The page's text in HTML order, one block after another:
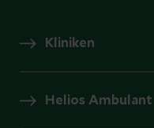
Kliniken
Helios Ambulant